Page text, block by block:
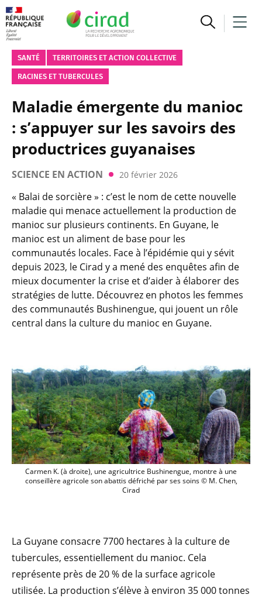
SANTÉ TERRITOIRES ET ACTION COLLECTIVE
RACINES ET TUBERCULES
Maladie émergente du manioc
: s’appuyer sur les savoirs des
productrices guyanaises
SCIENCE EN ACTION 20 février 2026
« Balai de sorcière » : c’est le nom de cette nouvelle
maladie qui menace actuellement la production de
manioc sur plusieurs continents. En Guyane, le
manioc est un aliment de base pour les
communautés locales. Face à l’épidémie qui y sévit
depuis 2023, le Cirad y a mené des enquêtes afin de
mieux documenter la crise et d’aider à élaborer des
stratégies de lutte. Découvrez en photos les femmes
des communautés Bushinengue, qui jouent un rôle
central dans la culture du manioc en Guyane.
Carmen K. (à droite), une agricultrice
Carmen K. (à droite), une agricultrice Bushinengue, montre à une
conseillère agricole son abattis défriché par ses soins © M. Chen,
Cirad
La Guyane consacre 7700 hectares à la culture de
tubercules, essentiellement du manioc. Cela
représente près de 20 % de la surface agricole
utilisée. La production s’élève à environ 35 000 tonnes